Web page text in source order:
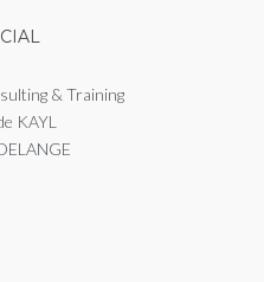
& Training
KAYL